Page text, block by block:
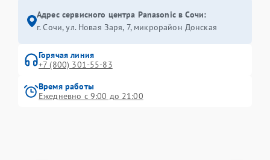
Адрес сервисного центра Panasonic в Сочи:
г. Сочи, ул. Новая Заря, 7, микрорайон Донская
Горячая линия
+7 (800) 301-55-83
Время работы
Ежедневно с 9:00 до 21:00